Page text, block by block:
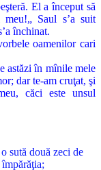
El a început să
Saul s’a suit
închinat.
oamenilor cari
astăzi în mînile mele
dar te-am cruţat, şi
căci este unsul
sută două zeci de